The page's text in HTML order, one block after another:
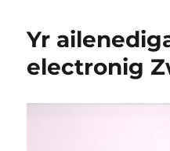
Yr
electronig